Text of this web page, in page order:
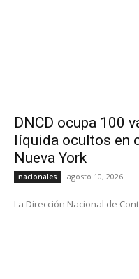
DNCD ocupa 100
líquida ocultos en
Nueva York
nacionales agosto 10, 2026
La Dirección Nacional de